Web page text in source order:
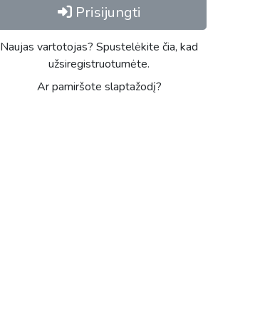
Prisijungti
Naujas vartotojas? Spustelėkite čia, kad
užsiregistruotumėte.
Ar pamiršote slaptažodį?